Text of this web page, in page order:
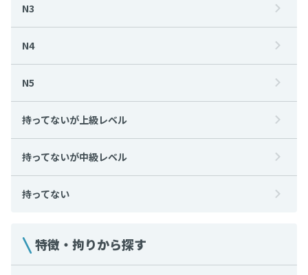
N3
N4
N5
持ってないが上級レベル
持ってないが中級レベル
持ってない
特徴・拘りから探す